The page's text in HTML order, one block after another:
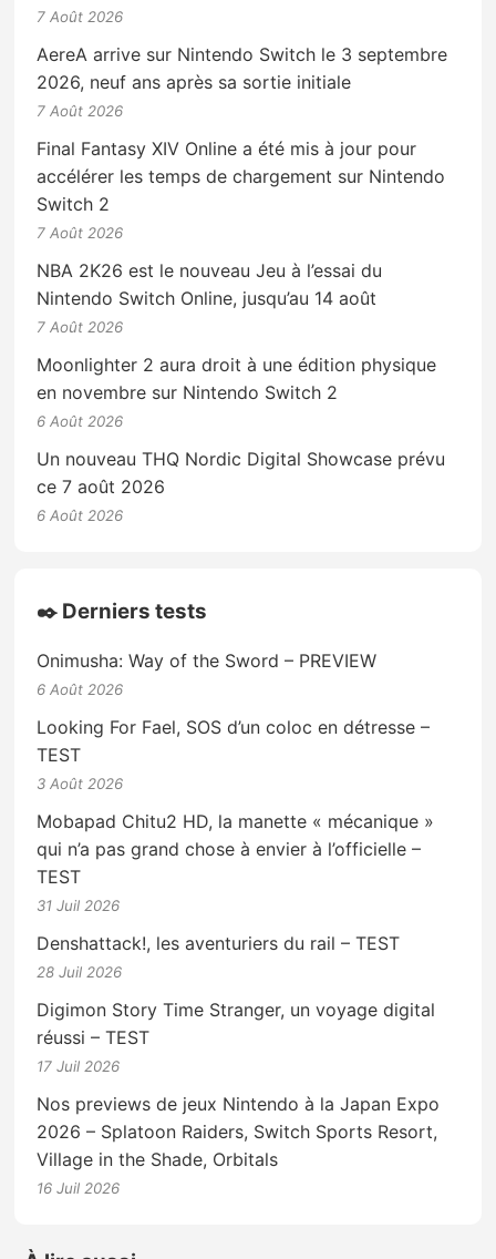
7 Août 2026
AereA arrive sur Nintendo Switch le 3 septembre
2026, neuf ans après sa sortie initiale
7 Août 2026
Final Fantasy XIV Online a été mis à jour pour
accélérer les temps de chargement sur Nintendo
Switch 2
7 Août 2026
NBA 2K26 est le nouveau Jeu à l’essai du
Nintendo Switch Online, jusqu’au 14 août
7 Août 2026
Moonlighter 2 aura droit à une édition physique
en novembre sur Nintendo Switch 2
6 Août 2026
Un nouveau THQ Nordic Digital Showcase prévu
ce 7 août 2026
6 Août 2026
✒️ Derniers tests
Onimusha: Way of the Sword – PREVIEW
6 Août 2026
Looking For Fael, SOS d’un coloc en détresse –
TEST
3 Août 2026
Mobapad Chitu2 HD, la manette « mécanique »
qui n’a pas grand chose à envier à l’officielle –
TEST
31 Juil 2026
Denshattack!, les aventuriers du rail – TEST
28 Juil 2026
Digimon Story Time Stranger, un voyage digital
réussi – TEST
17 Juil 2026
Nos previews de jeux Nintendo à la Japan Expo
2026 – Splatoon Raiders, Switch Sports Resort,
Village in the Shade, Orbitals
16 Juil 2026